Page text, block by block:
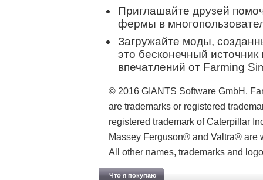
Приглашайте друзей
фермы в
Загружайте моды,
это бесконечный
впечатлений от Farming
© 2016 GIANTS Software GmbH.
are trademarks or registered
registered trademark of Caterpillar
Massey Ferguson® and Valtra® are
All other names, trademarks and
Что я покупаю